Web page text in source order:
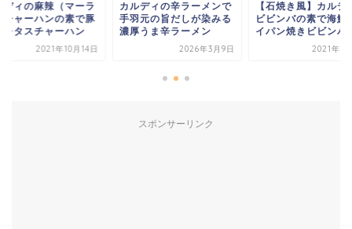
ディの麻辣（マーラ
チャーハンの素で豚
レタスチャーハン
2021年10月14日
カルディの辛ラーメンで
手羽元の旨だしが染みる
濃厚うま辛ラーメン
2026年3月9日
【石焼き風】カルデ
ビビンバの素で海鮮
イパン焼きビビンバ
2021年10
スポンサーリンク